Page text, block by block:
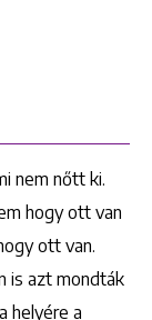
nem nőtt ki.
hogy ott van
ott van.
is azt mondták
helyére a